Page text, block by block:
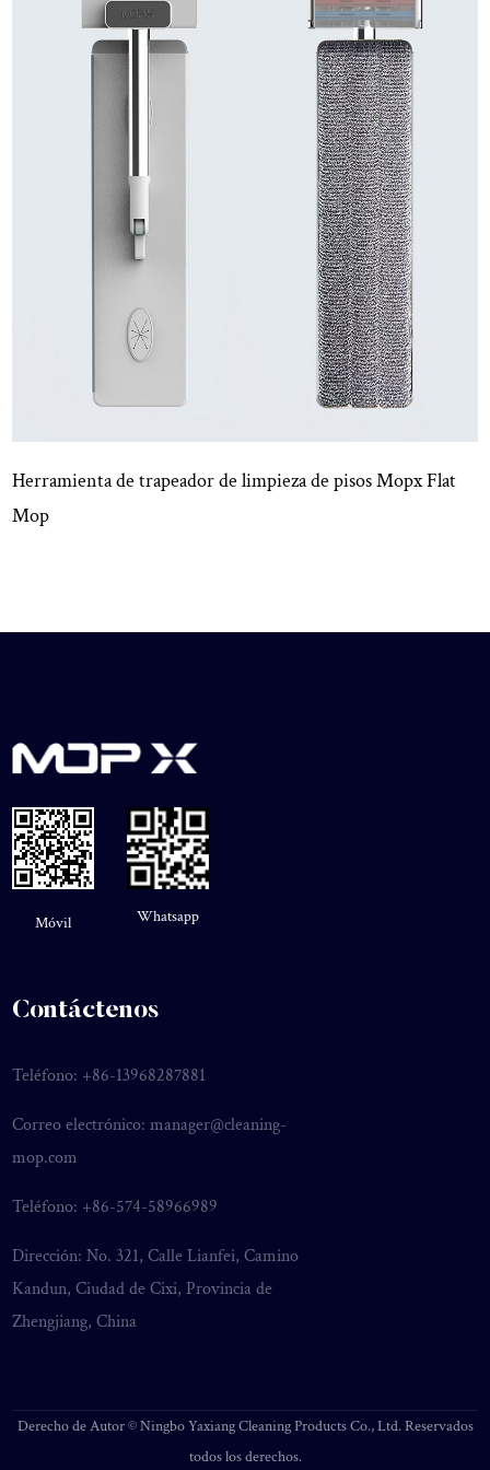
de trapeador de limpieza de pisos Mopx Flat Uso
Móvil Whatsapp
Contáctenos
Teléfono: +86-13968287881
Correo electrónico:manager@cleaning-
mop.com
Teléfono: +86-574-58966989
Dirección: No. 321, Calle Lianfei, Camino
Kandun, Ciudad de Cixi, Provincia de
Zhengjiang, China
Derecho de Autor ©Ningbo Yaxiang Cleaning Products Co., Ltd.Reservados
todos los derechos.